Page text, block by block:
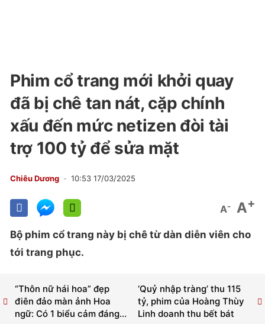
Phim cổ trang mới khởi quay
đã bị chê tan nát, cặp chính
xấu đến mức netizen đòi tài
trợ 100 tỷ để sửa mặt
Chiêu Dương 10:53 17/03/2025
A- A+
Bộ phim cổ trang này bị chê từ dàn diễn viên cho
tới trang phục.
‘Quỷ nhập tràng’ thu 115
tỷ, phim của Hoàng Thùy
Linh doanh thu bết bát
“Thôn nữ hái hoa” đẹp
điên đảo màn ảnh Hoa
ngữ: Có 1 biểu cảm đáng...